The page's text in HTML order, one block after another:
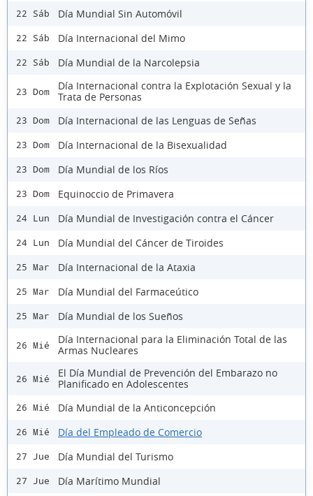
22 Sáb Día Mundial Sin Automóvil
22 Sáb Día Internacional del Mimo
22 Sáb Día Mundial de la Narcolepsia
23 Dom
Día Internacional contra la Explotación Sexual y la
Trata de Personas
23 Dom Día Internacional de las Lenguas de Señas
23 Dom Día Internacional de la Bisexualidad
23 Dom Día Mundial de los Ríos
23 Dom Equinoccio de Primavera
24 Lun Día Mundial de Investigación contra el Cáncer
24 Lun Día Mundial del Cáncer de Tiroides
25 Mar Día Internacional de la Ataxia
25 Mar Día Mundial del Farmaceútico
25 Mar Día Mundial de los Sueños
26 Mié
Día Internacional para la Eliminación Total de las
Armas Nucleares
26 Mié
El Día Mundial de Prevención del Embarazo no
Planificado en Adolescentes
26 Mié Día Mundial de la Anticoncepción
26 Mié Día del Empleado de Comercio
27 Jue Día Mundial del Turismo
27 Jue Día Marítimo Mundial